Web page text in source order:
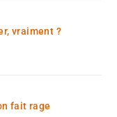
vraiment ?
fait rage